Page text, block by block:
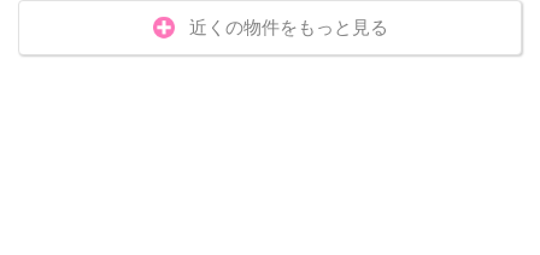
近くの物件をもっと見る